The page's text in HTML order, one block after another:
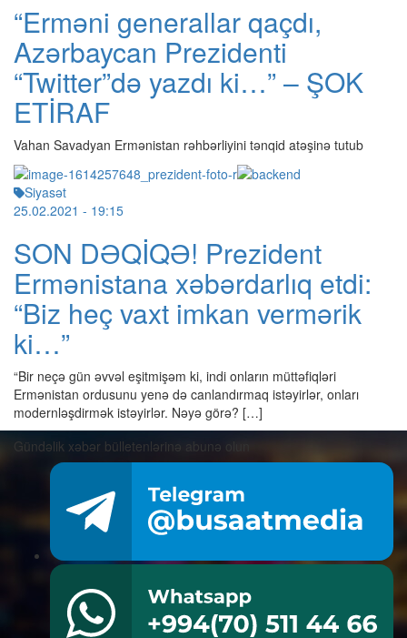
“Erməni generallar qaçdı,
Azərbaycan Prezidenti
“Twitter”də yazdı ki…” – ŞOK
ETİRAF
Vahan Savadyan Ermənistan rəhbərliyini tənqid atəşinə tutub
Siyasət
25.02.2021 - 19:15
SON DƏQİQƏ! Prezident
Ermənistana xəbərdarlıq etdi:
“Biz heç vaxt imkan vermərik
ki…”
“Bir neçə gün əvvəl eşitmişəm ki, indi onların müttəfiqləri
Ermənistan ordusunu yenə də canlandırmaq istəyirlər, onları
modernləşdirmək istəyirlər. Nəyə görə? […]
Gündəlik xəbər bülletenlərinə abunə olun